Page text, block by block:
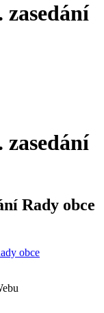
zasedání
zasedání
Rady obce
obce